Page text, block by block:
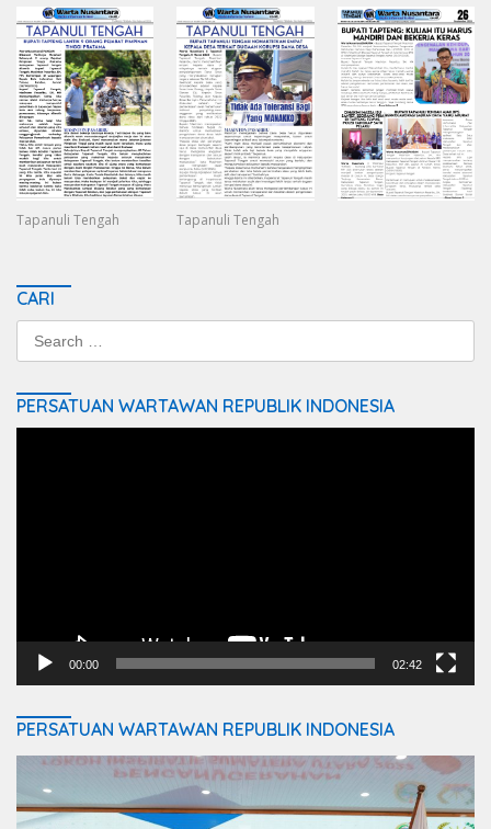
Tapanuli Tengah Tapanuli Tengah
CARI
PERSATUAN WARTAWAN REPUBLIK INDONESIA
00:00 02:42
PERSATUAN WARTAWAN REPUBLIK INDONESIA